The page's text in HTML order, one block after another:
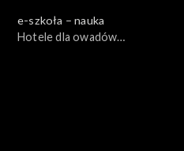
e-szkoła – nauka
Hotele dla owadów